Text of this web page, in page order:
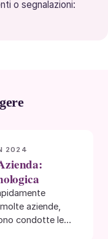
o segnalazioni:
2024
aziende,
condotte le